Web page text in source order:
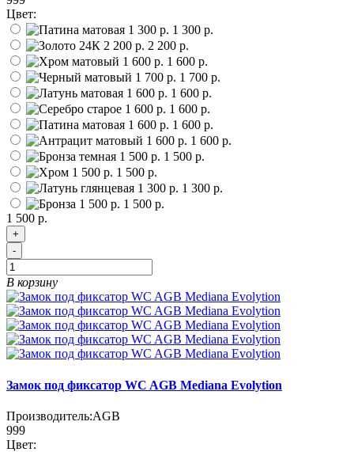
Цвет:
1 300 р.
2 200 р.
1 600 р.
1 700 р.
1 600 р.
1 600 р.
1 600 р.
1 600 р.
1 500 р.
1 500 р.
1 300 р.
1 500 р.
1 500 р.
+
-
В корзину
Замок под фиксатор WC AGB Mediana Evolytion
Производитель:AGB
999
Цвет: